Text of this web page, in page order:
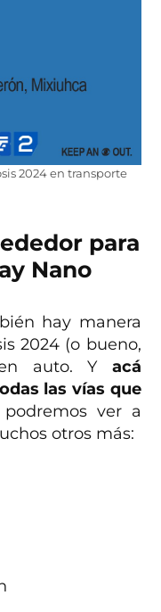
2024 en transporte
para
Nano
hay manera
2024 (o bueno,
auto. Y acá
las vías que
ver a
otros más: